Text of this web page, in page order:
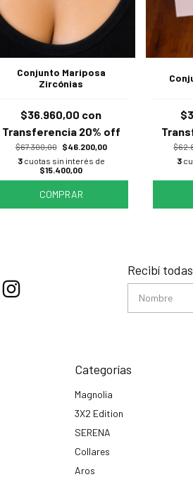
Conjunto Mariposa
Zircónias
$67.300,00 $46.200,00
$36.960,00 con
Transferencia 20% off
3 cuotas sin interés de
$15.400,00
COMPRAR
3
Recibí
Categorías
Magnolia
3X2 Edition
SERENA
Collares
Aros